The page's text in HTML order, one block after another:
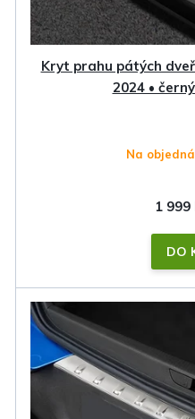
Kryt prahu pátých
2024 •
Na
1 999
DO